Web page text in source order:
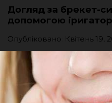
Догляд за брекет-
допомогою
Опубліковано: Квітень 19,